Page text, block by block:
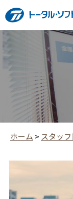
ホーム > スタッ